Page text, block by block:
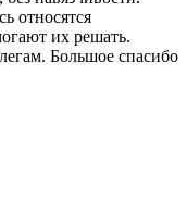
относятся
их решать.
Большое спасибо